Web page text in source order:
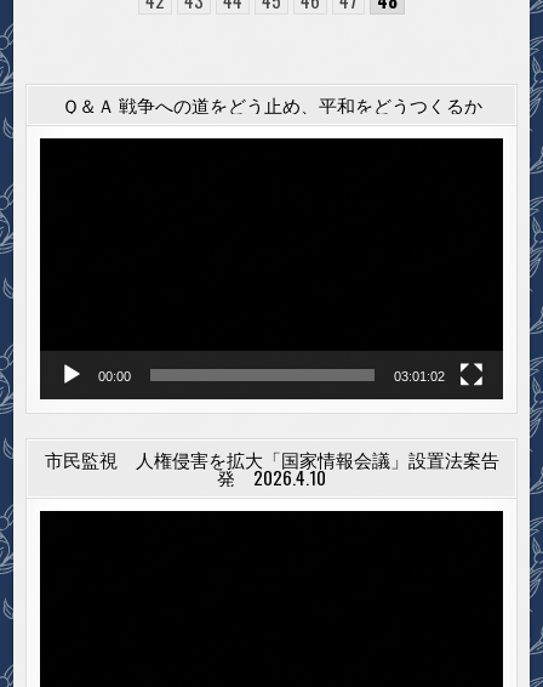
Ｑ＆Ａ 戦争への道をどう止め、平和をどうつくるか
00:00 03:01:02
市民監視 人権侵害を拡大「国家情報会議」設置法案告
発 2026.4.10